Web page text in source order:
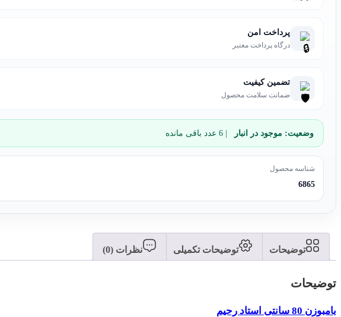
پرداخت امن
درگاه پرداخت معتبر
تضمین کیفیت
ضمانت سلامت محصول
وضعیت: موجود در انبار | 6 عدد باقی مانده
شناسه محصول
6865
توضیحات توضیحات تکمیلی نظرات (0)
توضیحات
بامبوزن 80 سانتی استاد رحیم